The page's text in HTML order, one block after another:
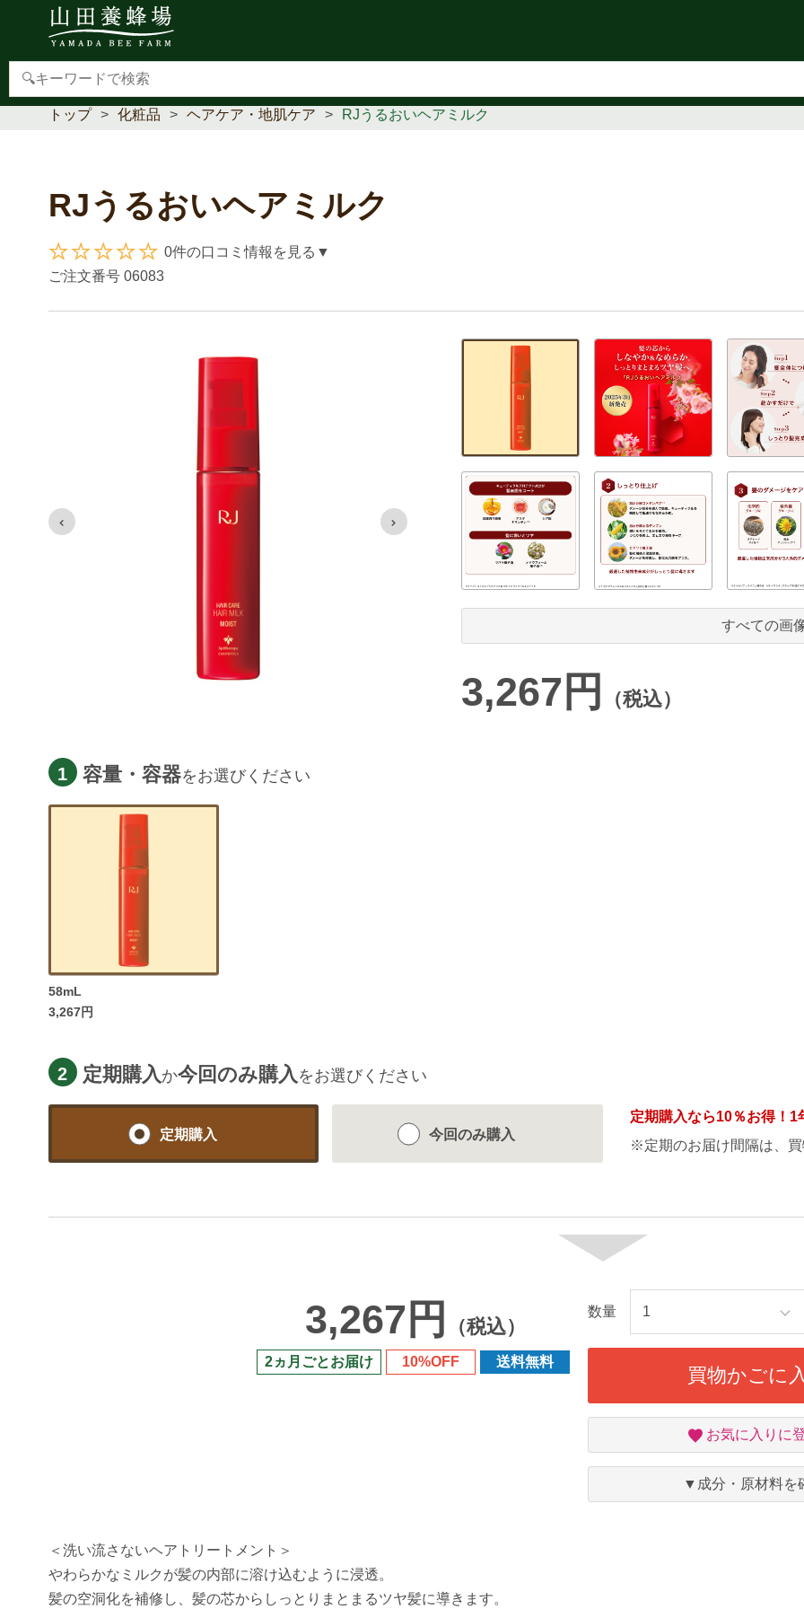
【重要】本人認証サービス(3Dセキュア2.0)導入のお知らせ
トップ 化粧品 ヘアケア・地肌ケア RJうるおいヘアミルク
RJうるおいヘアミルク
0件の口コミ情報を見る▼
ご注文番号 06083
すべての画
3,267円 （税込）
1 容量・容器をお選びください
58mL
3,267円
2 定期購入か今回のみ購入をお選びください
定期購入 今回のみ購入
定期購入なら10％お得！1
※定期のお届け間隔は、
3,267円 （税込）
2ヵ月ごとお届け 10%OFF 送料無料
数量
買物かごに
お
入
り
お気に入りに
▼成分・原材料を
＜洗い流さないヘアトリートメント＞
やわらかなミルクが髪の内部に溶け込むように浸透。
髪の空洞化を補修し、髪の芯からしっとりまとまるツヤ髪に導きます。